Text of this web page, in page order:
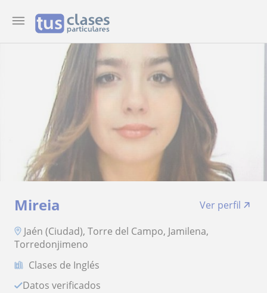
Mireia
Ver perfil
Jaén (Ciudad), Torre del Campo, Jamilena,
Torredonjimeno
Clases de Inglés
Datos verificados